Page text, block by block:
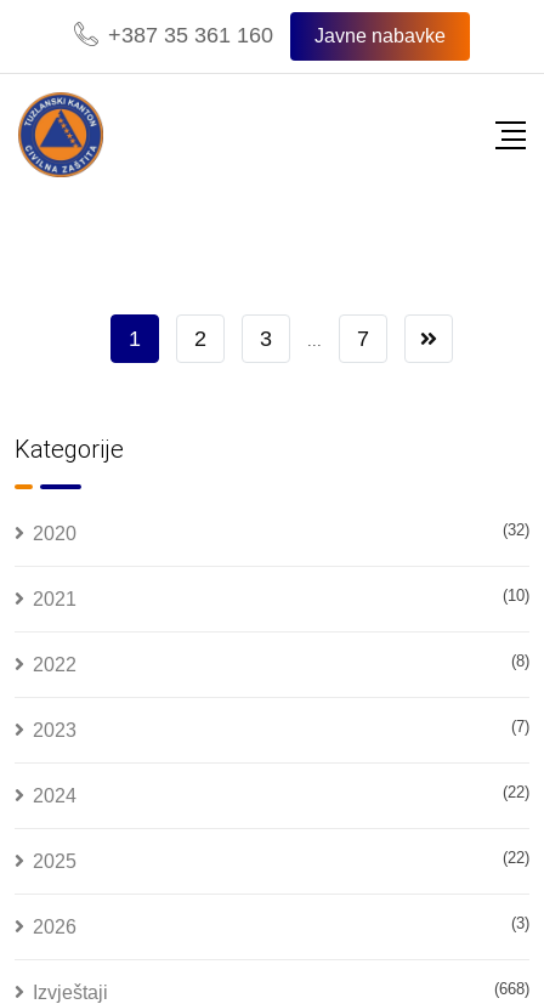
content
+387 35 361 160 Javne nabavke
1 2 3 ... 7
Kategorije
2020 (32)
2021 (10)
2022 (8)
2023 (7)
2024 (22)
2025 (22)
2026 (3)
Izvještaji (668)